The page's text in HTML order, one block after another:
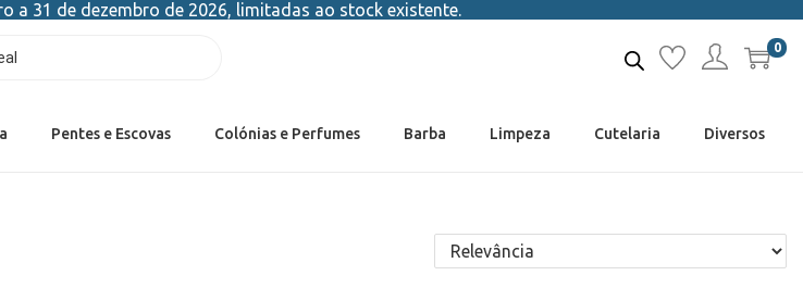
a 31 de dezembro de 2026, limitadas ao stock existente.
0
Pentes e Escovas Colónias e Perfumes Barba Limpeza Cutelaria Diversos